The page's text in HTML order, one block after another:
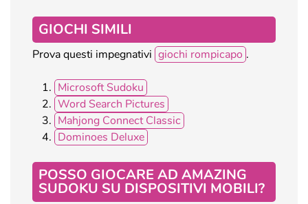
GIOCHI SIMILI
Prova questi impegnativi giochi rompicapo .
Microsoft Sudoku
Word Search Pictures
Mahjong Connect Classic
Dominoes Deluxe
POSSO GIOCARE AD AMAZING
SUDOKU SU DISPOSITIVI MOBILI?